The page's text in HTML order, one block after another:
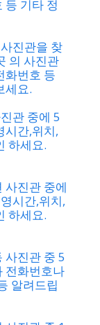
등 기타 정
진관을 찾
의 사진관
화번호 등
세요.
관 중에 5
시간,위치,
하세요.
사진관 중에
시간,위치,
하세요.
사진관 중 5
전화번호나
알려드립